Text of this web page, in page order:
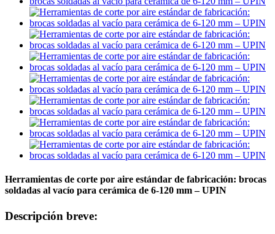
Herramientas de corte por aire estándar de fabricación: brocas
soldadas al vacío para cerámica de 6-120 mm – UPIN
Descripción breve: